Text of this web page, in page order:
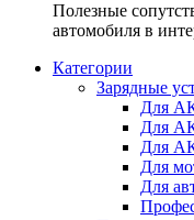
Полезные
автомобиля в
Категории
Зарядные
Для
Для
Для
Для
Для